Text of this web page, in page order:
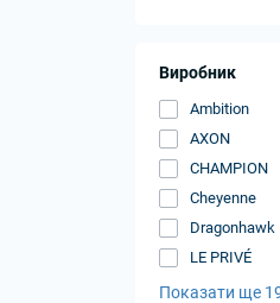
Виробник
Ambition
AXON
CHAMPION
Cheyenne
Dragonhawk
LE PRIVÉ
Показати ще